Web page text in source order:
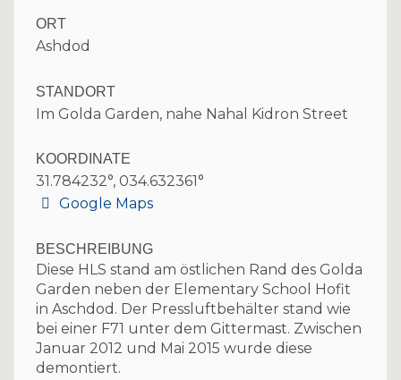
ORT
Ashdod
STANDORT
Im Golda Garden, nahe Nahal Kidron Street
KOORDINATE
31.784232°, 034.632361°
Google Maps
BESCHREIBUNG
Diese HLS stand am östlichen Rand des Golda
Garden neben der Elementary School Hofit
in Aschdod. Der Pressluftbehälter stand wie
bei einer F71 unter dem Gittermast. Zwischen
Januar 2012 und Mai 2015 wurde diese
demontiert.